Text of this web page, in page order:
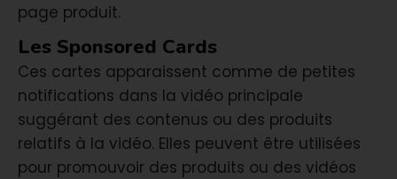
page produit.
Les Sponsored Cards
Ces cartes apparaissent comme de petites
notifications dans la vidéo principale
suggérant des contenus ou des produits
relatifs à la vidéo. Elles peuvent être utilisées
pour promouvoir des produits ou des vidéos